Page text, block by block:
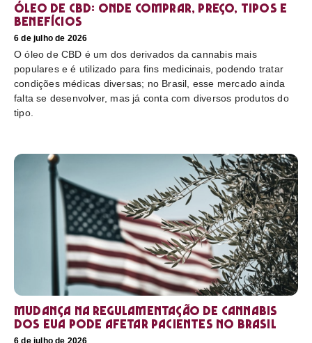
Óleo de CBD: Onde comprar, preço, tipos e
benefícios
6 de julho de 2026
O óleo de CBD é um dos derivados da cannabis mais
populares e é utilizado para fins medicinais, podendo tratar
condições médicas diversas; no Brasil, esse mercado ainda
falta se desenvolver, mas já conta com diversos produtos do
tipo.
Mudança na regulamentação de cannabis
dos EUA pode afetar pacientes no Brasil
6 de julho de 2026